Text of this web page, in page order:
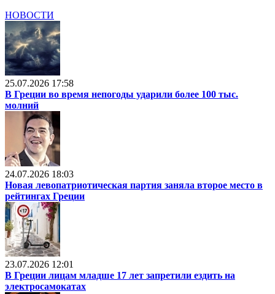
НОВОСТИ
25.07.2026 17:58
В Греции во время непогоды ударили более 100 тыс.
молний
24.07.2026 18:03
Новая левопатриотическая партия заняла второе место в
рейтингах Греции
23.07.2026 12:01
В Греции лицам младше 17 лет запретили ездить на
электросамокатах